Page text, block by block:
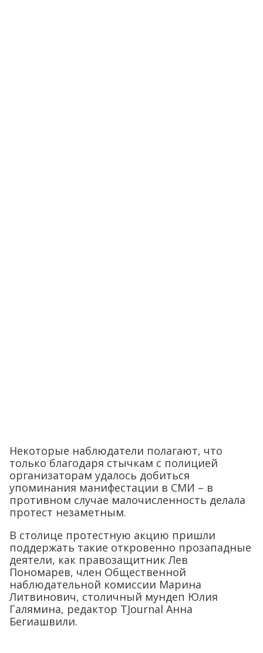
Некоторые наблюдатели полагают, что
только благодаря стычкам с полицией
организаторам удалось добиться
упоминания манифестации в СМИ – в
противном случае малочисленность делала
протест незаметным.
В столице протестную акцию пришли
поддержать такие откровенно прозападные
деятели, как правозащитник Лев
Пономарев, член Общественной
наблюдательной комиссии Марина
Литвинович, столичный мундеп Юлия
Галямина, редактор TJournal Анна
Бегиашвили.